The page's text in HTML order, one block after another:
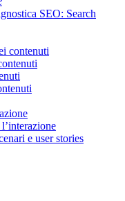
SEO: Search
contenuti
e user stories